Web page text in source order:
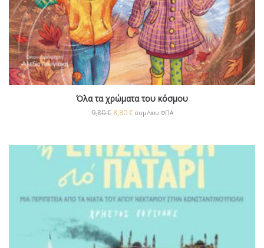
Όλα τα χρώματα του κόσμου
9,80€ 8,80€ συμ/νου ΦΠΑ